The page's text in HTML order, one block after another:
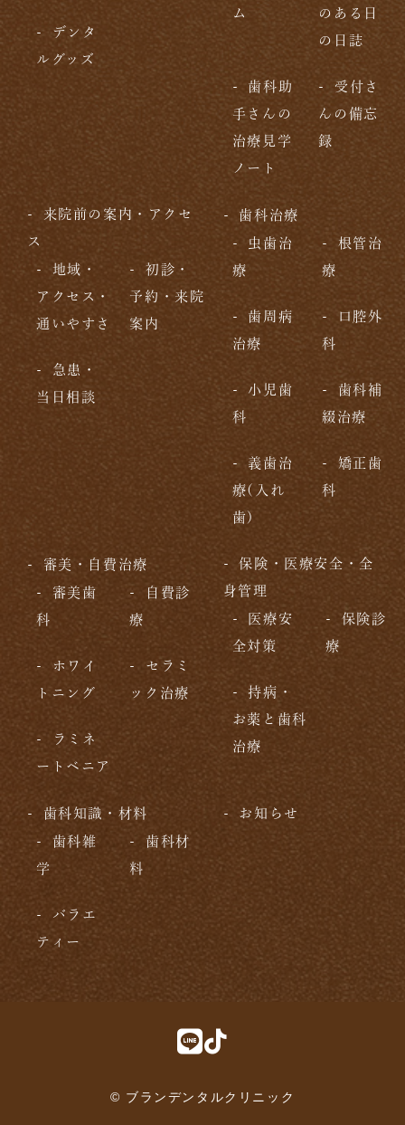
デンタ
ルグッズ
ム
のある日
の日誌
歯科助
手さんの
治療見学
ノート
受付さ
んの備忘
録
来院前の案内・アクセ
ス
地域・
アクセス・
通いやすさ
初診・
予約・来院
案内
急患・
当日相談
歯科治療
虫歯治
療
根管治
療
歯周病
治療
口腔外
科
小児歯
科
歯科補
綴治療
義歯治
療(入れ
歯)
矯正歯
科
審美・自費治療
審美歯
科
自費診
療
ホワイ
トニング
セラミ
ック治療
ラミネ
ートベニア
保険・医療安全・全
身管理
医療安
全対策
保険診
療
持病・
お薬と歯科
治療
歯科知識・材料
歯科雑
学
歯科材
料
バラエ
ティー
お知らせ
© ブランデンタルクリニック